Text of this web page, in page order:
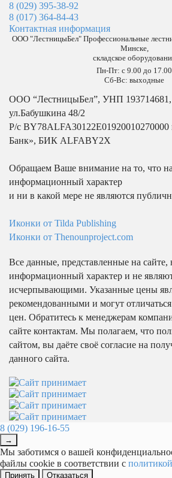
8 (029) 395-38-92
8 (017) 364-84-43
Контактная информация
ООО "ЛестницыБел" Профессиональные
Минске,
складское
Пн-Пт: с 9.00 до 17.00
Сб-Вс: выходные
ООО “ЛестницыБел”, УНП
ул.Бабушкина 48/2
Р/с
Банк», БИК ALFABY2X
Обращаем Ваше внимание на то, что
информационный характер
и ни в какой мере не являются
Иконки от Tilda Publishing
Иконки от Thenounproject.com
Все данные, представленные на сайте,
информационный характер и не
исчерпывающими. Указанные цены
рекомендованными и могут
цен. Обратитесь к менеджерам
сайте контактам. Мы полагаем, что
сайтом, вы даёте своё согласие на
данного сайта.
8 (029) 196-16-55
→
Мы заботимся о вашей
файлы cookie в соответствии с
Принять Отказаться